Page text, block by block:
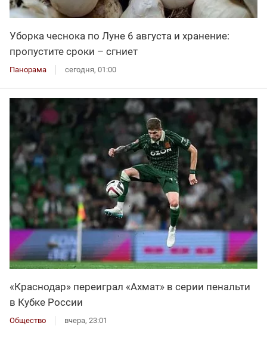
Уборка чеснока по Луне 6 августа и хранение:
пропустите сроки – сгниет
Панорама сегодня, 01:00
«Краснодар» переиграл «Ахмат» в серии пенальти
в Кубке России
Общество вчера, 23:01